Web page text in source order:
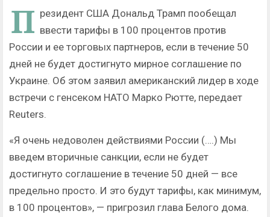
П резидент США Дональд Трамп пообещал
ввести тарифы в 100 процентов против
России и ее торговых партнеров, если в течение 50
дней не будет достигнуто мирное соглашение по
Украине. Об этом заявил американский лидер в ходе
встречи с генсеком НАТО Марко Рютте, передает
Reuters.
«Я очень недоволен действиями России (….) Мы
введем вторичные санкции, если не будет
достигнуто соглашение в течение 50 дней — все
предельно просто. И это будут тарифы, как минимум,
в 100 процентов», — пригрозил глава Белого дома.